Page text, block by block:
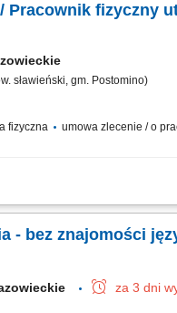
Pracownik fizyczny
sławieński, gm. Postomino)
fizyczna umowa zlecenie / o
na terenie obiektu. Pielęgnacja
- bez znajomości
za 3 dni